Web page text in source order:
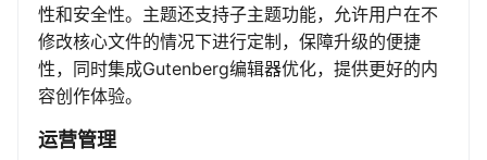
性和安全性。主题还支持子主题功能，允许用户在不
修改核心文件的情况下进行定制，保障升级的便捷
性，同时集成Gutenberg编辑器优化，提供更好的内
容创作体验。
运营管理